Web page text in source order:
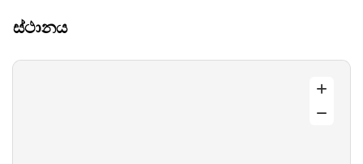
ස්ථානය